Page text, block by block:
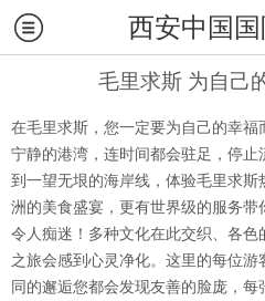
西安中国
毛里求斯 为自己
在毛里求斯，您一定要为自己的幸
宁静的港湾，连时间都会驻足，停
到一望无垠的海岸线，体验毛里求
洲的美食盛宴，更有世界级的服务
令人痴迷！多种文化在此交织、各
之旅会感到心灵净化。这里的每位
同的邂逅您都会发现友善的脸庞，